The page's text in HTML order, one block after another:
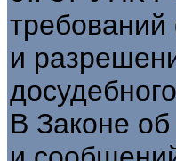
требований
и
В Законе